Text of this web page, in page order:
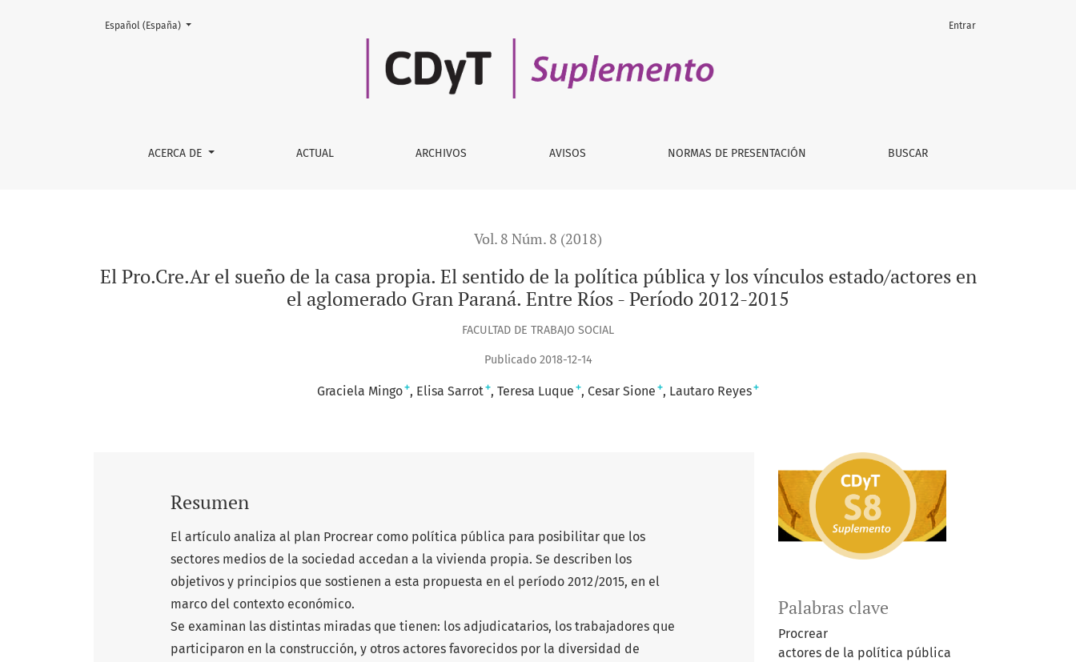
El Pro.Cre.Ar el sueño de la casa propia. El sentido de la política pública y los vínculos estado/actores en el aglomerado Gran Paraná. Entre Ríos - Período 2012-2015
ACERCA DE ACTUAL ARCHIVOS AVISOS NORMAS DE PRESENTACIÓN BUSCAR
Entrar
Cambiar el idioma. El actual es:
Español (España)
Vol. 8 Núm. 8 (2018)
El Pro.Cre.Ar el sueño de la casa propia. El sentido de la política pública y los vínculos estado/actores en
el aglomerado Gran Paraná. Entre Ríos - Período 2012-2015
FACULTAD DE TRABAJO SOCIAL
Publicado 2018-12-14
Graciela Mingo+ Elisa Sarrot+ Teresa Luque + Cesar Sione + Lautaro Reyes+
Palabras clave
Procrear
actores de la política pública
Resumen
El artículo analiza al plan Procrear como política pública para posibilitar que los
sectores medios de la sociedad accedan a la vivienda propia. Se describen los
objetivos y principios que sostienen a esta propuesta en el período 2012/2015, en el
marco del contexto económico.
Se examinan las distintas miradas que tienen: los adjudicatarios, los trabajadores que
participaron en la construcción, y otros actores favorecidos por la diversidad de